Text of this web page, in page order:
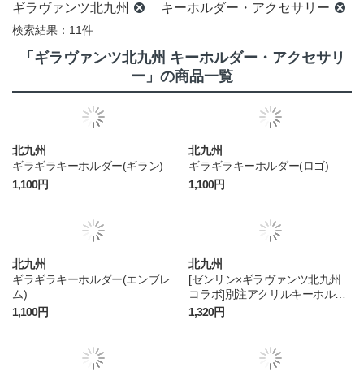
ギラヴァンツ北九州 キーホルダー・アクセサリー
検索結果：11件
「ギラヴァンツ北九州 キーホルダー・アクセサリ
ー」の商品一覧
北九州
ギラギラキーホルダー(ギラン)
1,100円
北九州
ギラギラキーホルダー(ロゴ)
1,100円
北九州
ギラギラキーホルダー(エンブレ
ム)
1,100円
北九州
[ゼンリン×ギラヴァンツ北九州
コラボ]別注アクリルキーホルダ
ー(2連)
1,320円